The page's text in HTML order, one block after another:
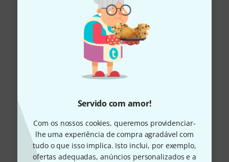
Servido com amor!
Com os nossos cookies, queremos providenciar-
lhe uma experiência de compra agradável com
tudo o que isso implica. Isto inclui, por exemplo,
ofertas adequadas, anúncios personalizados e a
+49-9546-9223-645
A nossa equipa de apoio ao cliente está aqui para o
Ter número de cliente à mão
Horários comerciais (CEST - Horário de
verão da Europa Central)